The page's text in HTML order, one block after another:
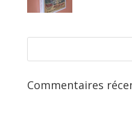
Commentaires